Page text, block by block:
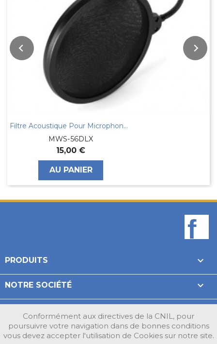
Conformément aux directives de la CNIL, pour
poursuivre votre navigation dans de bonnes conditions
vous devez accepter l'utilisation de Cookies sur notre site.
Filtre Acoustique Pour Microphone Anti Pop...
MWS-56DLX
15,00 €
AU PANIER
PRODUITS 
NOTRE SOCIÉTÉ 
INFORMATIONS